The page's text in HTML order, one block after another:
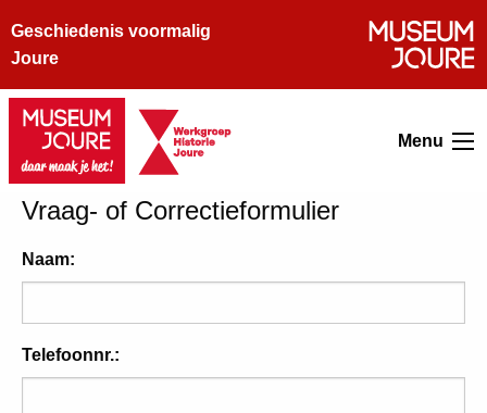
Geschiedenis voormalig
Joure
Menu
Vraag- of Correctieformulier
Naam:
Telefoonnr.: